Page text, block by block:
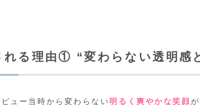
れる理由① “変わらない透明感
ュー当時から変わらない 明るく爽やかな笑顔